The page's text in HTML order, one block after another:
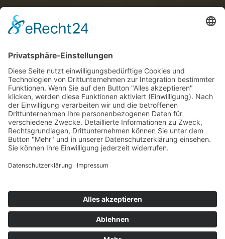
Social Media
Facebook
Instagram
2026 © Bistro Schligger. Alle Rechte vorbehalten.
Datenschutz
Cookie-Einstellungen